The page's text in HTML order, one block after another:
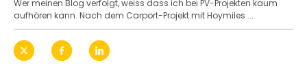
Wer meinen Blog verfolgt, weiss dass ich bei PV-Projekten kaum
aufhören kann. Nach dem Carport-Projekt mit Hoymiles ...